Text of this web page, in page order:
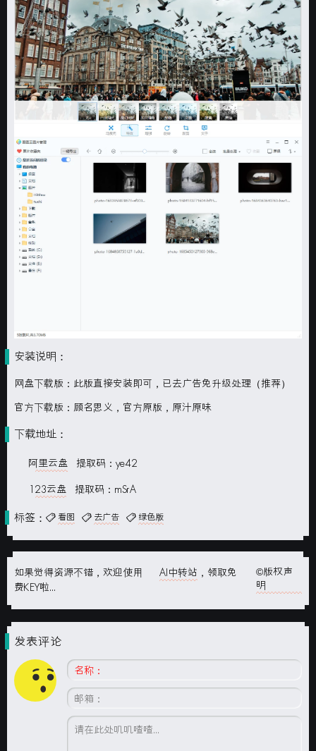
安装说明：
网盘下载版：此版直接安装即可，已去广告免升级处理（推荐）
官方下载版：顾名思义，官方原版，原汁原味
下载地址：
阿里云盘 提取码：ye42
123云盘 提取码：mSrA
标签： 看图 去广告 绿色版
如果觉得资源不错，欢迎使用 AI中转站 ，领取免
费KEY啦...
©版权声
明
发表评论